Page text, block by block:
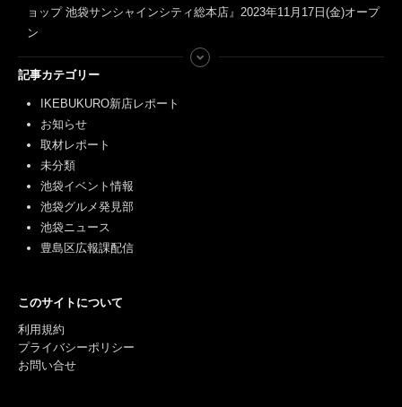
ョップ 池袋サンシャインシティ総本店』2023年11月17日(金)オープ
ン
記事カテゴリー
IKEBUKURO新店レポート
お知らせ
取材レポート
未分類
池袋イベント情報
池袋グルメ発見部
池袋ニュース
豊島区広報課配信
このサイトについて
利用規約
プライバシーポリシー
お問い合せ